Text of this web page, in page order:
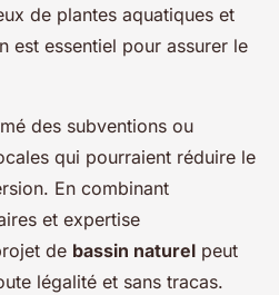
de plantes aquatiques et
est essentiel pour assurer le
des subventions ou
qui pourraient réduire le
En combinant
et expertise
de bassin naturel peut
légalité et sans tracas.